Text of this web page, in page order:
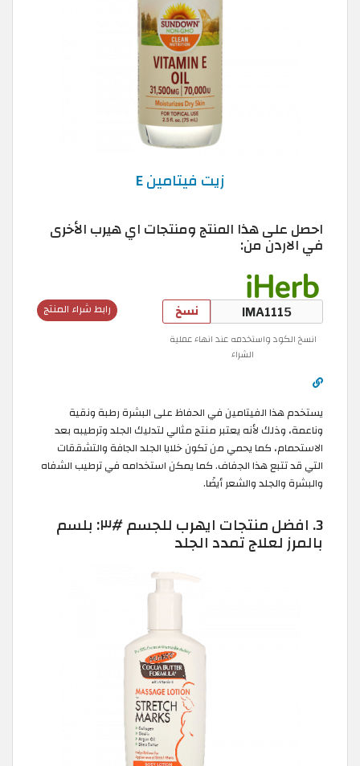
زيت فيتامين E
احصل على هذا المنتج ومنتجات اي هيرب الأخرى
في الاردن من:
رابط شراء المنتج نسخ
انسخ الكود واستخدمه عند انهاء عملية
الشراء
يستخدم هذا الفيتامين في الحفاظ على البشرة رطبة ونقية
وناعمة، وذلك لأنه يعتبر منتج مثالي لتدليك الجلد وترطيبه بعد
الاستحمام، كما يحمي من تكون خلايا الجلد الجافة والتشققات
التي قد تتبع هذا الجفاف. كما يمكن استخدامه في ترطيب الشفاه
والبشرة والجلد والشعر أيضًا.
3. افضل منتجات ايهرب للجسم #٣: بلسم
بالمرز لعلاج تمدد الجلد